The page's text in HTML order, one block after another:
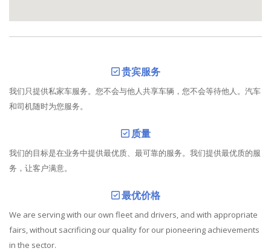
贵宾服务
我们只提供私家车服务。您不会与他人共享车辆，您不会等待他人。汽车
和司机随时为您服务。
质量
我们的目标是在业务中提供最优质、最可靠的服务。我们提供最优质的服
务，让客户满意。
最优价格
We are serving with our own fleet and drivers, and with appropriate
fairs, without sacrificing our quality for our pioneering achievements
in the sector.